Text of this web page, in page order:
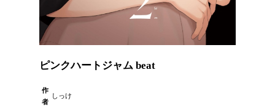
ピンクハートジャム beat
作
者
しっけ